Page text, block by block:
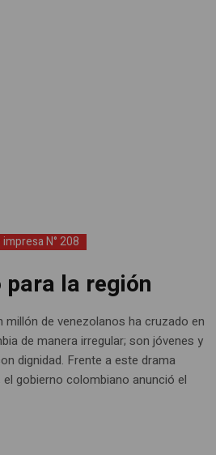
N° 208
la región
de venezolanos ha cruzado en
de manera irregular; son jóvenes y
dignidad. Frente a este drama
gobierno colombiano anunció el